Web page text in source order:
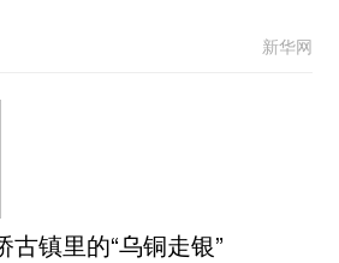
新华网
古镇里的“乌铜走银”